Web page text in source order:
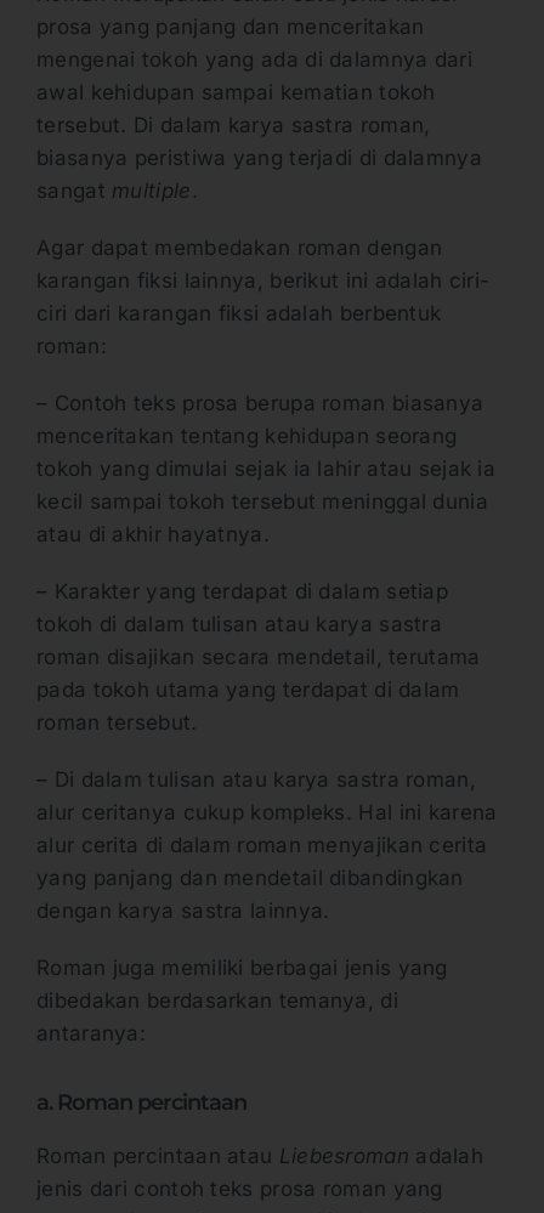
prosa yang panjang dan menceritakan
mengenai tokoh yang ada di dalamnya dari
awal kehidupan sampai kematian tokoh
tersebut. Di dalam karya sastra roman,
biasanya peristiwa yang terjadi di dalamnya
sangat multiple .
Agar dapat membedakan roman dengan
karangan fiksi lainnya, berikut ini adalah ciri-
ciri dari karangan fiksi adalah berbentuk
roman:
– Contoh teks prosa berupa roman biasanya
menceritakan tentang kehidupan seorang
tokoh yang dimulai sejak ia lahir atau sejak ia
kecil sampai tokoh tersebut meninggal dunia
atau di akhir hayatnya.
– Karakter yang terdapat di dalam setiap
tokoh di dalam tulisan atau karya sastra
roman disajikan secara mendetail, terutama
pada tokoh utama yang terdapat di dalam
roman tersebut.
– Di dalam tulisan atau karya sastra roman,
alur ceritanya cukup kompleks. Hal ini karena
alur cerita di dalam roman menyajikan cerita
yang panjang dan mendetail dibandingkan
dengan karya sastra lainnya.
Roman juga memiliki berbagai jenis yang
dibedakan berdasarkan temanya, di
antaranya:
a. Roman percintaan
Roman percintaan atau Liebesroman adalah
jenis dari contoh teks prosa roman yang